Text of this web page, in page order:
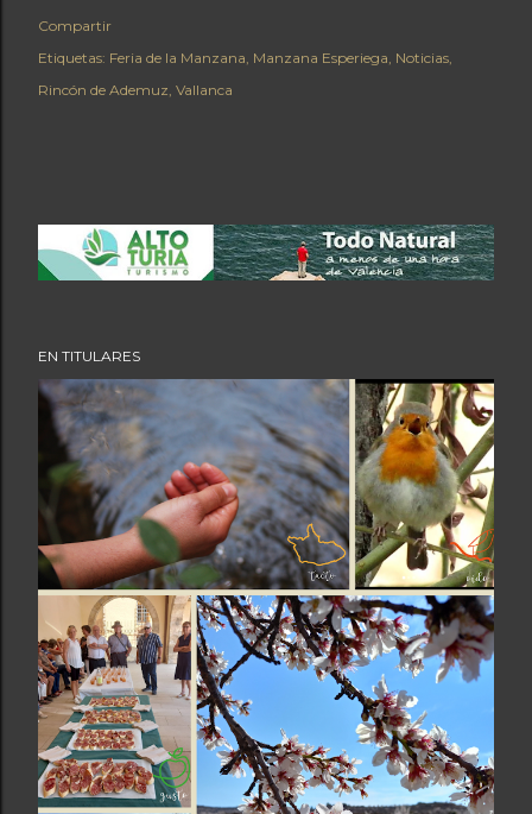
Compartir
Etiquetas: Feria de la Manzana Manzana Esperiega Noticias
Rincón de Ademuz Vallanca
EN TITULARES